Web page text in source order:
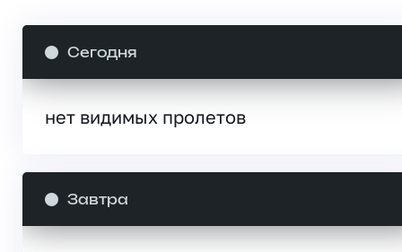
Сегодня
нет видимых пролетов
Завтра